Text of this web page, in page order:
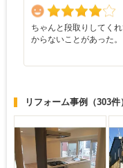
ちゃんと段取りしてく
からないことがあった。
リフォーム事例 （303件